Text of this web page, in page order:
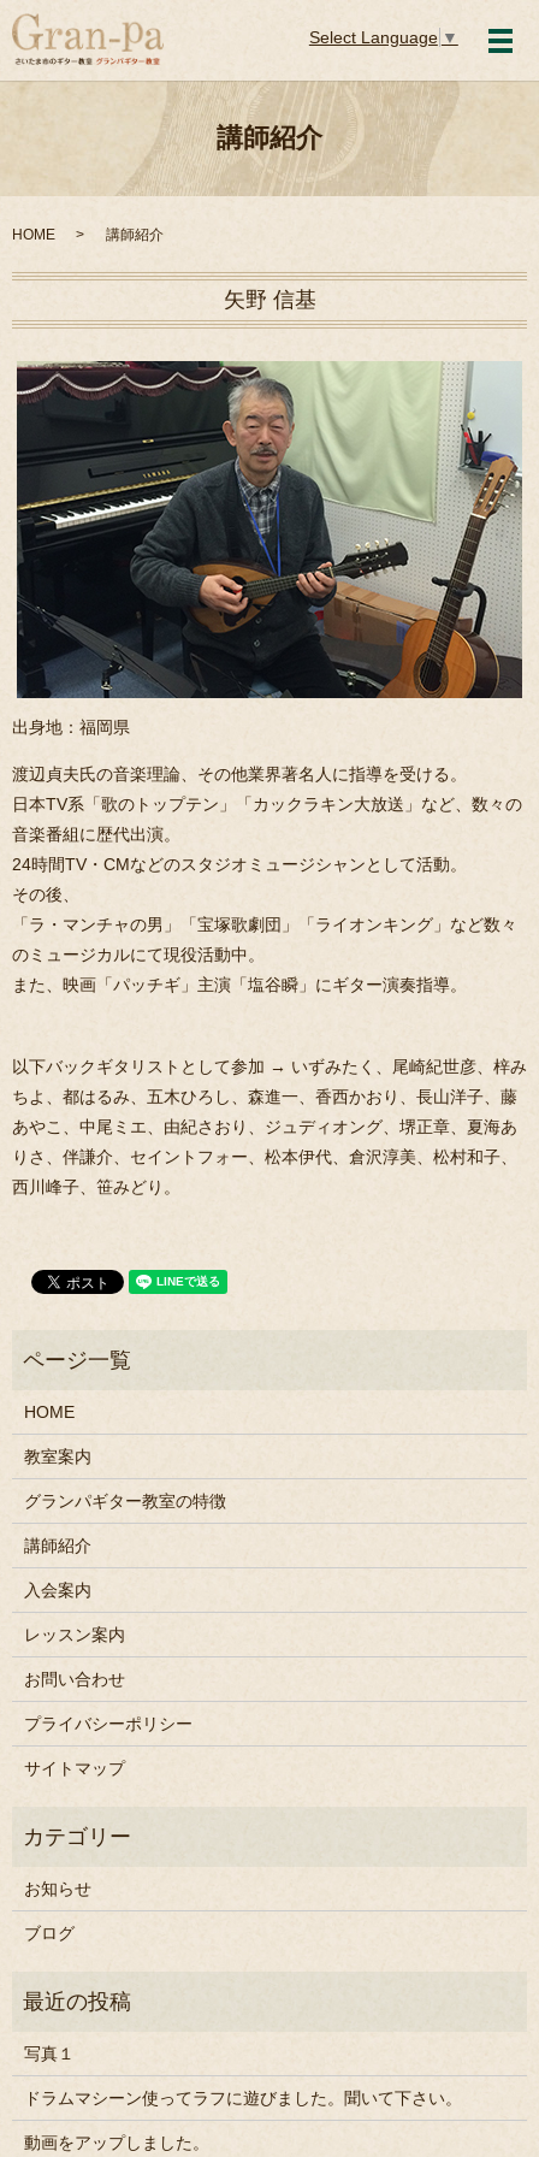
Select Language ▼
メ
講師紹介
HOME 講師紹介
矢野 信基
出身地：福岡県
渡辺貞夫氏の音楽理論、その他業界著名人に指導を受ける。
日本TV系「歌のトップテン」「カックラキン大放送」など、数々の
音楽番組に歴代出演。
24時間TV・CMなどのスタジオミュージシャンとして活動。
その後、
「ラ・マンチャの男」「宝塚歌劇団」「ライオンキング」など数々
のミュージカルにて現役活動中。
また、映画「パッチギ」主演「塩谷瞬」にギター演奏指導。
以下バックギタリストとして参加 → いずみたく、尾崎紀世彦、梓み
ちよ、都はるみ、五木ひろし、森進一、香西かおり、長山洋子、藤
あやこ、中尾ミエ、由紀さおり、ジュディオング、堺正章、夏海あ
りさ、伴謙介、セイントフォー、松本伊代、倉沢淳美、松村和子、
西川峰子、笹みどり。
HOME
教室案内
グランパギター教室の特徴
講師紹介
入会案内
レッスン案内
お問い合わせ
プライバシーポリシー
サイトマップ
お知らせ
ブログ
写真１
ドラムマシーン使ってラフに遊びました。聞いて下さい。
動画をアップしました。